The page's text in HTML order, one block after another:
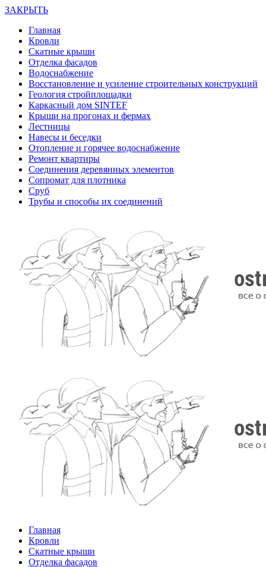
ЗАКРЫТЬ
Главная
Кровли
Скатные крыши
Отделка фасадов
Водоснабжение
Восстановление и усиление строительных конструкций
Геология стройплощадки
Каркасный дом SINTEF
Крыши на прогонах и фермах
Лестницы
Навесы и беседки
Отопление и горячее водоснабжение
Ремонт квартиры
Соединения деревянных элементов
Сопромат для плотника
Сруб
Трубы и способы их соединений
Главная
Кровли
Скатные крыши
Отделка фасадов